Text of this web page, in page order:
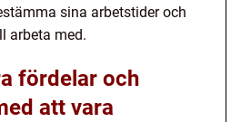
sina arbetstider och
arbeta med.
fördelar och
att vara